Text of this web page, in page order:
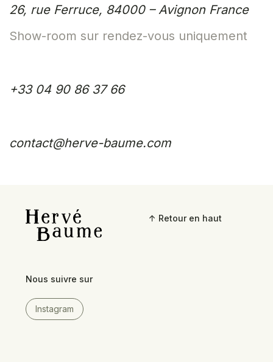
26, rue Ferruce, 84000 – Avignon France
Show-room sur rendez-vous uniquement
+33 04 90 86 37 66
contact@herve-baume.com
↑ Retour en haut
Nous suivre sur
Instagram